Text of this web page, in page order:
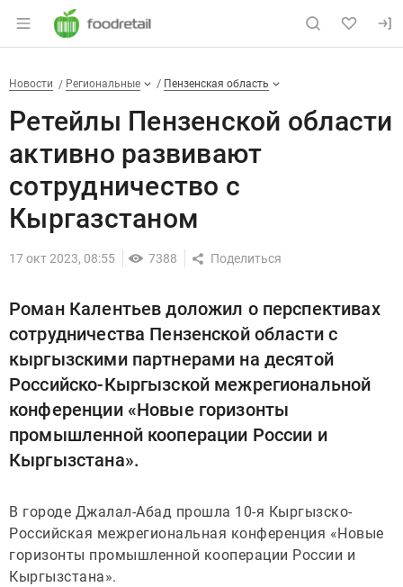
Раздел навигации по сайту
Ретейлы Пензенской области
Новости
Разделы
Новости Региональные Пензенская область
Ретейлы Пензенской области
активно развивают
сотрудничество с
Кыргазстаном
17 окт 2023, 08:55 7388
Роман Калентьев доложил о перспективах
сотрудничества Пензенской области с
кыргызскими партнерами на десятой
Российско-Кыргызской межрегиональной
конференции «Новые горизонты
промышленной кооперации России и
Кыргызстана».
В городе Джалал-Абад прошла 10-я Кыргызско-
Российская межрегиональная конференция «Новые
горизонты промышленной кооперации России и
Кыргызстана».